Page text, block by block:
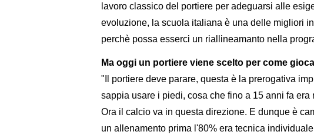
lavoro classico del portiere per adeguarsi alle
evoluzione, la scuola italiana è una delle migliori
perchè possa esserci un riallineamanto nella
Ma oggi un portiere viene scelto per come
"Il portiere deve parare, questa è la prerogativa
sappia usare i piedi, cosa che fino a 15 anni fa
Ora il calcio va in questa direzione. E dunque è
un allenamento prima l'80% era tecnica